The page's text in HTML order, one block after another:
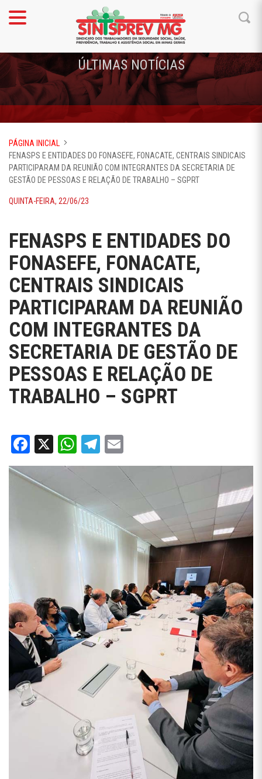
ÚLTIMAS NOTÍCIAS
PÁGINA INICIAL
FENASPS E ENTIDADES DO FONASEFE, FONACATE, CENTRAIS SINDICAIS
PARTICIPARAM DA REUNIÃO COM INTEGRANTES DA SECRETARIA DE
GESTÃO DE PESSOAS E RELAÇÃO DE TRABALHO – SGPRT
QUINTA-FEIRA, 22/06/23
FENASPS E ENTIDADES DO
FONASEFE, FONACATE,
CENTRAIS SINDICAIS
PARTICIPARAM DA REUNIÃO
COM INTEGRANTES DA
SECRETARIA DE GESTÃO DE
PESSOAS E RELAÇÃO DE
TRABALHO – SGPRT
Facebook
X WhatsApp
Telegram